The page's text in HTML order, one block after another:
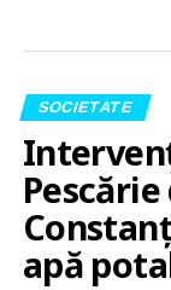
SOCIETATE
apă